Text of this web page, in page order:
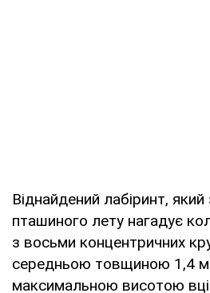
Віднайдений лабіринт,
пташиного лету нагадує
з восьми концентричних
середньою товщиною 1,4
максимальною висотою